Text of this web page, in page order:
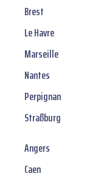
Brest
Le Havre
Marseille
Nantes
Perpignan
Straßburg
Angers
Caen